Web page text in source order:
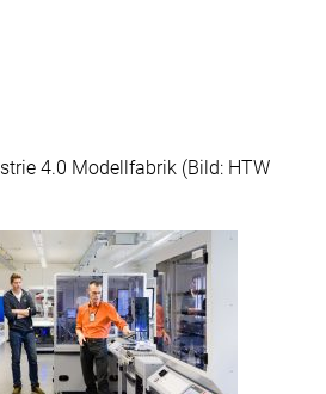
4.0 Modellfabrik (Bild: HTW